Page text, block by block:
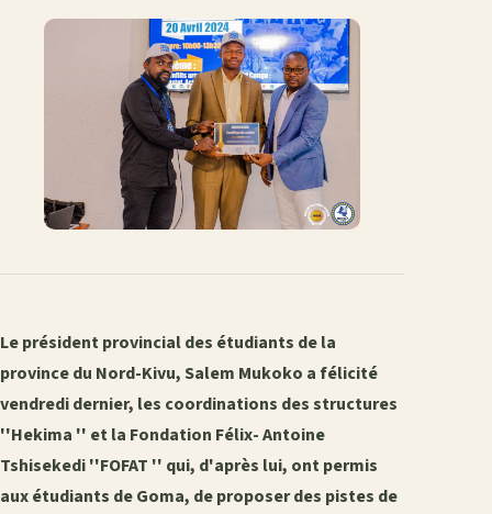
Facebook
WhatsAppLinkedIn
e-
mail
Le président provincial des étudiants de la
province du Nord-Kivu, Salem Mukoko a félicité
vendredi dernier, les coordinations des structures
''Hekima '' et la Fondation Félix- Antoine
Tshisekedi ''FOFAT '' qui, d'après lui, ont permis
aux étudiants de Goma, de proposer des pistes de